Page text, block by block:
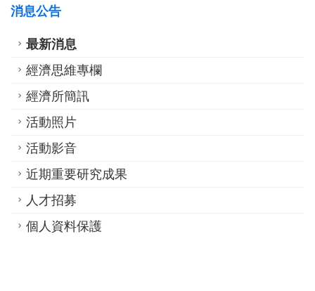
消息公告
最新消息
經濟思維專欄
經濟所簡訊
活動照片
活動影音
近期重要研究成果
人才招募
個人資料保護